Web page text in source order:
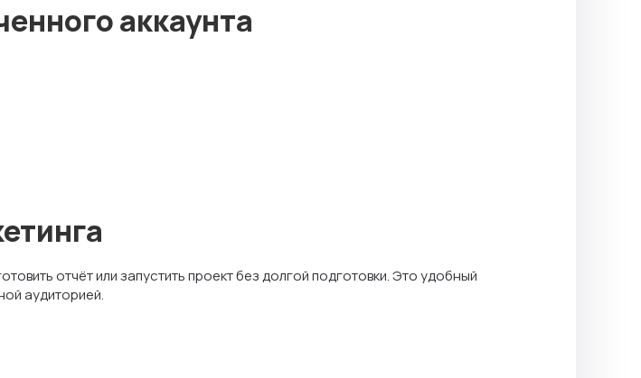
аккаунта
отчёт или запустить проект без долгой подготовки. Это удобный
аудиторией.